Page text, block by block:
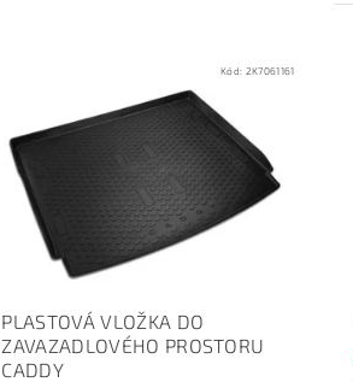
Kód: 2K7061161
PLASTOVÁ VLOŽKA DO
ZAVAZADLOVÉHO PROSTORU
CADDY